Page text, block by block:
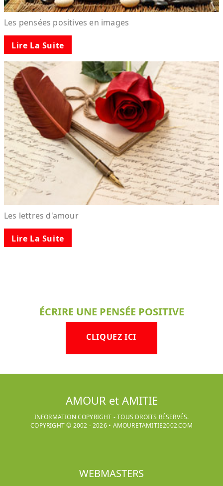
Les pensées positives en images
Lire La Suite
Les lettres d'amour
Lire La Suite
ÉCRIRE UNE PENSÉE POSITIVE
CLIQUEZ ICI
AMOUR et AMITIE
INFORMATION COPYRIGHT - TOUS DROITS RÉSERVÉS.
COPYRIGHT © 2002 -2026• AMOURETAMITIE2002.COM
WEBMASTERS